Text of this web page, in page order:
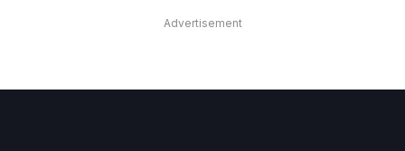
Advertisement